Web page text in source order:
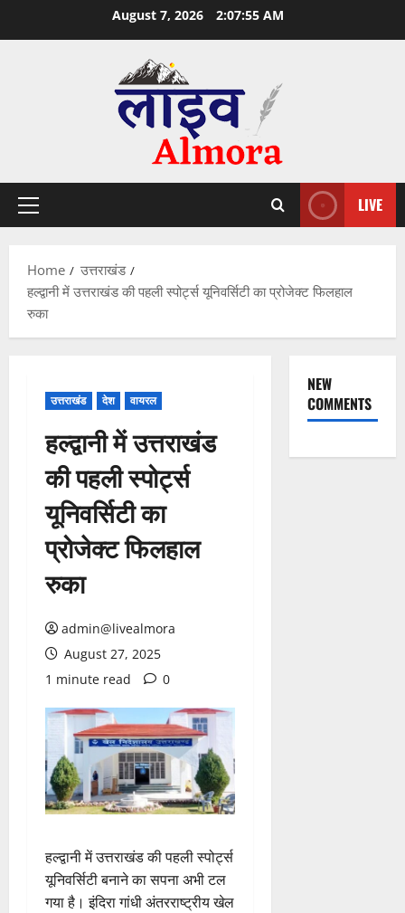
August 7, 2026 2:07:55 AM
Primary
LIVE
Home
उत्तराखंड
हल्द्वानी में उत्तराखंड की पहली स्पोर्ट्स यूनिवर्सिटी का प्रोजेक्ट फिलहाल
रुका
उत्तराखंड देश वायरल
हल्द्वानी में उत्तराखंड
की पहली स्पोर्ट्स
यूनिवर्सिटी का
प्रोजेक्ट फिलहाल
रुका
admin@livealmora
August 27, 2025
1 minute read
0
हल्द्वानी में उत्तराखंड की पहली स्पोर्ट्स
यूनिवर्सिटी बनाने का सपना अभी टल
गया है। इंदिरा गांधी अंतरराष्ट्रीय खेल
NEW
COMMENTS